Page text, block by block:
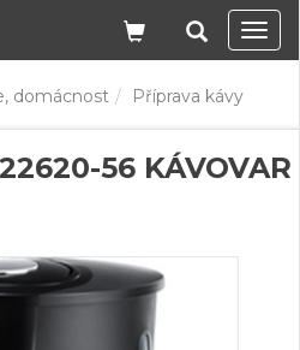
domácnost Příprava kávy
56 KÁVOVAR